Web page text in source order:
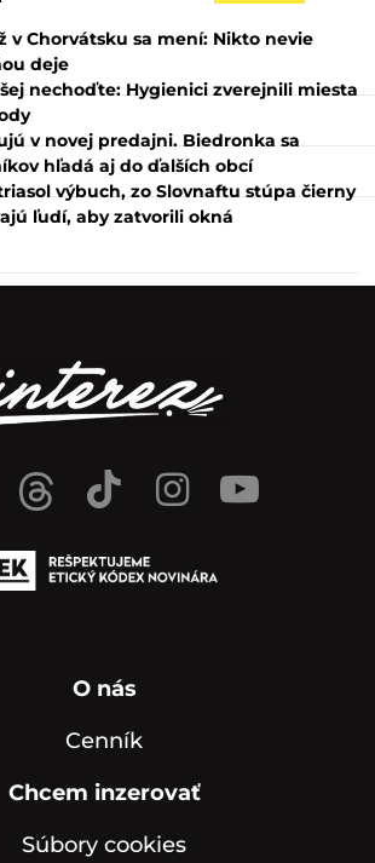
v Chorvátsku sa mení: Nikto nevie
deje
nechoďte: Hygienici zverejnili miesta
v novej predajni. Biedronka sa
hľadá aj do ďalších obcí
výbuch, zo Slovnaftu stúpa čierny
ľudí, aby zatvorili okná
O nás
Cenník
Chcem inzerovať
Súbory cookies